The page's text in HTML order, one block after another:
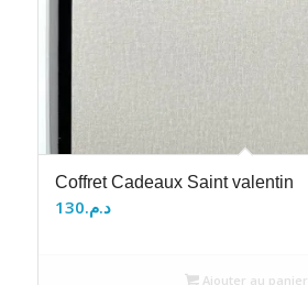
Coffret Cadeaux Saint valentin
د.م.130
Ajouter au panier